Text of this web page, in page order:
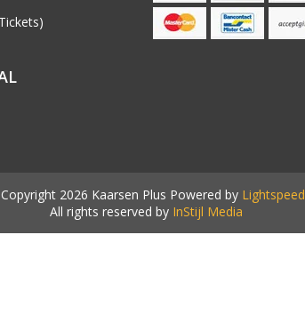
2026 Kaarsen Plus Powered by Lightspeed
All rights reserved by InStijl Media